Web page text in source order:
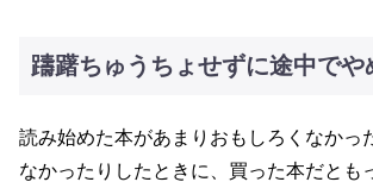
躊躇ちゅうちょせずに途中でや
読み始めた本があまりおもしろくなかっ
なかったりしたときに、買った本だとも